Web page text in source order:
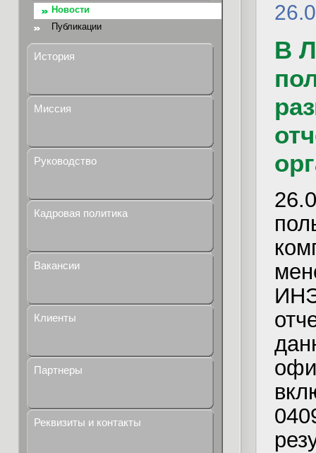
Новости
Публикации
История
Миссия
Руководство
Кадровая политика
Вакансии
Клиенты
Партнеры
Реквизиты и контакты
В